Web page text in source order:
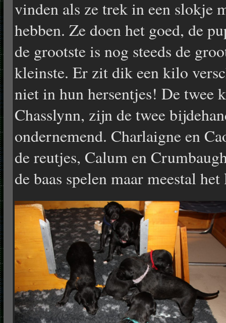
vinden als ze trek in een slokje
hebben. Ze doen het goed, de
de grootste is nog steeds de
kleinste. Er zit dik een kilo
niet in hun hersentjes! De twee
Chasslynn, zijn de twee
ondernemend. Charlaigne en
de reutjes, Calum en
de baas spelen maar meestal